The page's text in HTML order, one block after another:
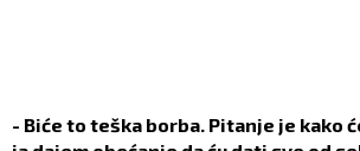
- Biće to teška borba. Pitanje je kako